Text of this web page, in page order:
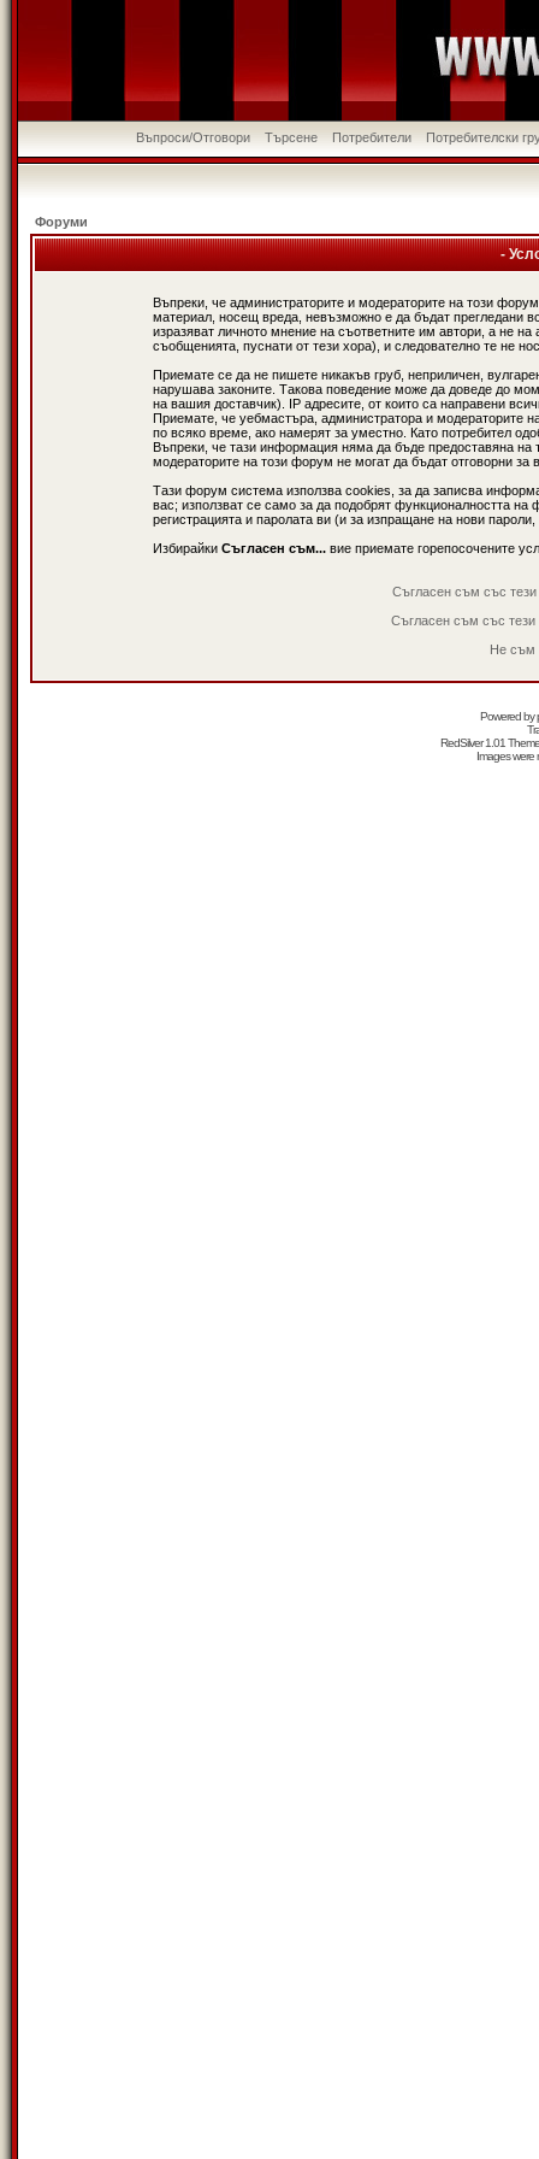
Въпроси/Отговори Търсене Потребители Потребителски
Форуми
-
Въпреки, че администраторите и модераторите на този
материал, носещ вреда, невъзможно е да бъдат прегледани
изразяват личното мнение на съответните им автори, а не
съобщенията, пуснати от тези хора), и следователно те не
Приемате се да не пишете никакъв груб, неприличен,
нарушава законите. Такова поведение може да доведе до
на вашия доставчик). IP адресите, от които са направени
Приемате, че уебмастъра, администратора и модераторите
по всяко време, ако намерят за уместно. Като потребител
Въпреки, че тази информация няма да бъде предоставяна
модераторите на този форум не могат да бъдат отговорни за
Тази форум система използва cookies, за да записва
вас; използват се само за да подобрят функционалността
регистрацията и паролата ви (и за изпращане на нови
Избирайки Съгласен съм... вие приемате горепосочените
Съгласен съм със
Съгласен съм със
Не съм
Powered by
RedSilver 1.01
Images were